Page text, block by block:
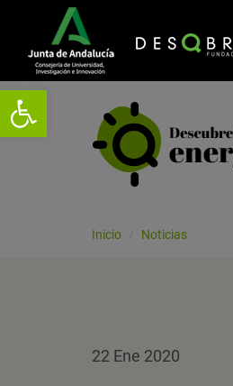
Abrir barra de herramientas
Inicio Noticias
22 Ene 2020